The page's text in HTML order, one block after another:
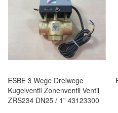
ESBE 3 Wege Dreiwege
Kugelventil Zonenventil Ventil
ZRS234 DN25 / 1" 43123300